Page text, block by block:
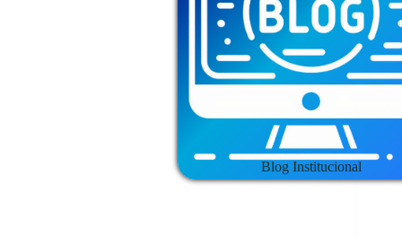
Blog Institucional